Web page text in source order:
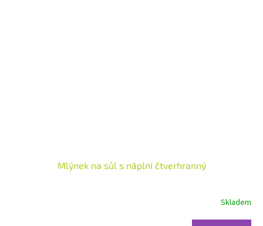
Mlýnek na sůl s náplní čtverhranný
Skladem